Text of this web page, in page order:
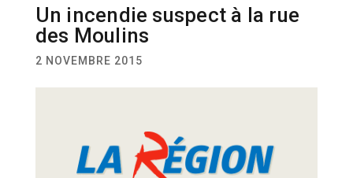
Un incendie suspect à la rue
des Moulins
2 NOVEMBRE 2015